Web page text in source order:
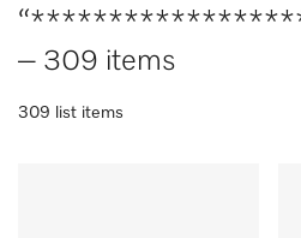
– 309 items
309 list items